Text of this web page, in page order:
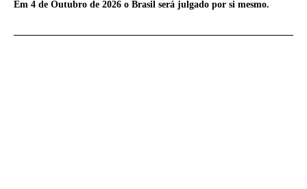
Em 4 de Outubro de 2026 o Brasil será julgado por si mesmo.